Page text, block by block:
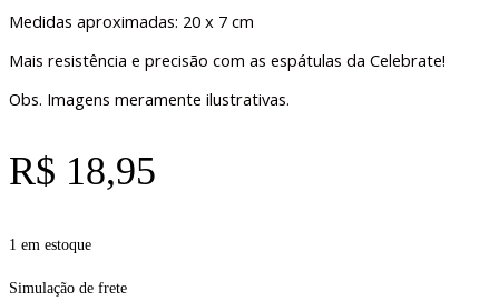
Medidas aproximadas: 20 x 7 cm
Mais resistência e precisão com as espátulas da Celebrate!
Obs. Imagens meramente ilustrativas.
R$ 18,95
1 em estoque
Simulação de frete